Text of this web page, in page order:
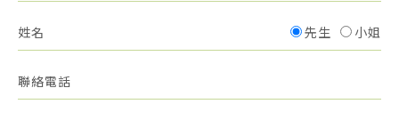
姓名 先生 小姐
聯絡電話